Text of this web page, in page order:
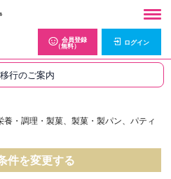
会員登録
（無料）
ログイン
行のご案内
養・調理・製菓、製菓・製パン、パティ
件を変更する